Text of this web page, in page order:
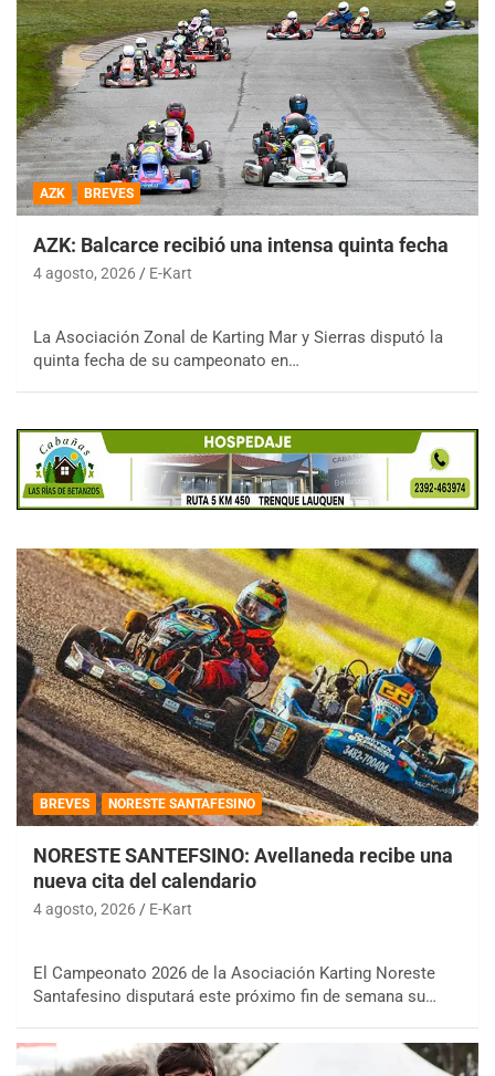
AZK BREVES
AZK: Balcarce recibió una intensa quinta fecha
4 agosto, 2026 E-Kart
La Asociación Zonal de Karting Mar y Sierras disputó la
quinta fecha de su campeonato en…
BREVES NORESTE SANTAFESINO
NORESTE SANTEFSINO: Avellaneda recibe una
nueva cita del calendario
4 agosto, 2026 E-Kart
El Campeonato 2026 de la Asociación Karting Noreste
Santafesino disputará este próximo fin de semana su…